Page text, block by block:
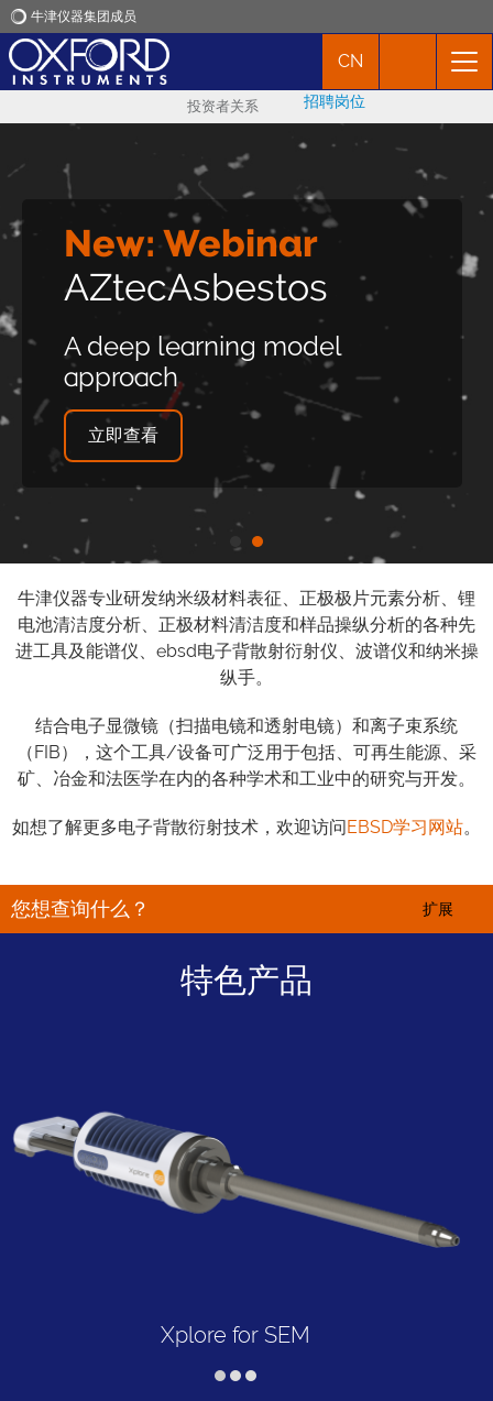
牛津仪器集团成员
应用
产品
新闻
联络我们
CN
投资者关系 招聘岗位
探索全新网站
在牛津仪器网站上探索
FemtoTools产品的创新范围
立即探索
New: Webinar
AZtecAsbestos
A deep learning model
approach
立即查看
牛津仪器专业研发纳米级材料表征、正极极片元素分析、锂
电池清洁度分析、正极材料清洁度和样品操纵分析的各种先
进工具及能谱仪、ebsd电子背散射衍射仪、波谱仪和纳米操
纵手。
结合电子显微镜（扫描电镜和透射电镜）和离子束系统
（FIB），这个工具/设备可广泛用于包括、可再生能源、采
矿、冶金和法医学在内的各种学术和工业中的研究与开发。
如想了解更多电子背散衍射技术，欢迎访问EBSD学习网站。
您想查询什么？ 扩展
特色产品
Xplore for SEM